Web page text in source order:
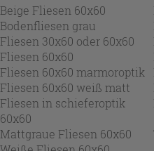
Beige Fliesen 60x60
Bodenfliesen grau
Fliesen 30x60 oder 60x60
Fliesen 60x60
Fliesen 60x60 marmoroptik
Fliesen 60x60 weiß matt
Fliesen in schieferoptik
60x60
Mattgraue Fliesen 60x60